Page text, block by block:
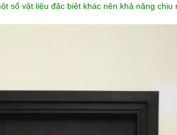
vật liệu đặc biệt khác nên khả năng